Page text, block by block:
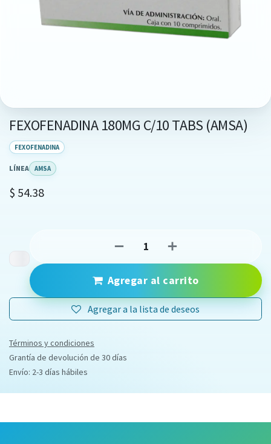
FEXOFENADINA 180MG C/10 TABS (AMSA)
FEXOFENADINA
LÍNEA AMSA
$ 54.38
Agregar al carrito
Agregar a la lista de deseos
Términos y condiciones
Grantía de devolución de 30 días
Envío: 2-3 días hábiles